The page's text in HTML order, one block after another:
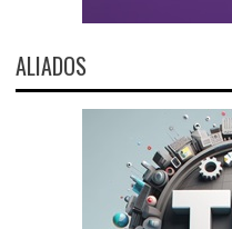
ALIADOS